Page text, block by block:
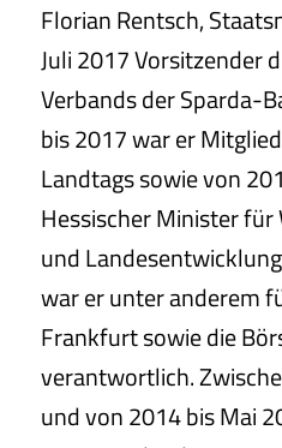
Florian Rentsch,
Juli 2017 Vorsitzender
Verbands der Sparda-
bis 2017 war er
Landtags sowie von
Hessischer Minister
und
war er unter anderem
Frankfurt sowie die
verantwortlich.
und von 2014 bis Mai